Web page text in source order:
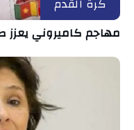
كرة القدم
مهاجم كاميروني يعزز